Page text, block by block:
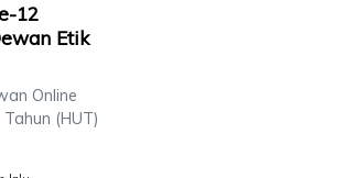
12
Etik
Online
(HUT)